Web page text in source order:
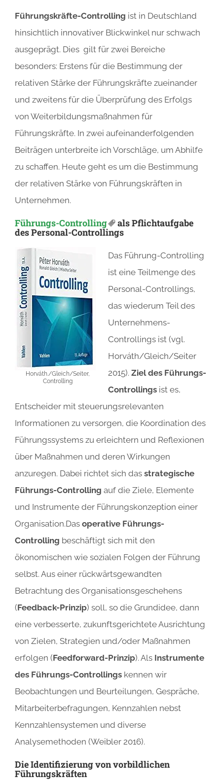
Führungskräfte-Controlling ist in Deutschland
hinsichtlich innovativer Blickwinkel nur schwach
ausgeprägt. Dies gilt für zwei Bereiche
besonders: Erstens für die Bestimmung der
relativen Stärke der Führungskräfte zueinander
und zweitens für die Überprüfung des Erfolgs
von Weiterbildungsmaßnahmen für
Führungskräfte. In zwei aufeinanderfolgenden
Beiträgen unterbreite ich Vorschläge, um Abhilfe
zu schaffen. Heute geht es um die Bestimmung
der relativen Stärke von Führungskräften in
Unternehmen.
Führungs-Controlling als Pflichtaufgabe
des Personal-Controllings
Horváth./Gleich/Seiter,
Controlling
Das Führung-Controlling
ist eine Teilmenge des
Personal-Controllings,
das wiederum Teil des
Unternehmens-
Controllings ist (vgl.
Horváth/Gleich/Seiter
2015). Ziel des Führungs-
Controllings ist es,
Entscheider mit steuerungsrelevanten
Informationen zu versorgen, die Koordination des
Führungssystems zu erleichtern und Reflexionen
über Maßnahmen und deren Wirkungen
anzuregen. Dabei richtet sich das strategische
Führungs-Controlling auf die Ziele, Elemente
und Instrumente der Führungskonzeption einer
Organisation.Das operative Führungs-
Controlling beschäftigt sich mit den
ökonomischen wie sozialen Folgen der Führung
selbst. Aus einer rückwärtsgewandten
Betrachtung des Organisationsgeschehens
(Feedback-Prinzip) soll, so die Grundidee, dann
eine verbesserte, zukunftsgerichtete Ausrichtung
von Zielen, Strategien und/oder Maßnahmen
erfolgen (Feedforward-Prinzip). Als Instrumente
des Führungs-Controllings kennen wir
Beobachtungen und Beurteilungen, Gespräche,
Mitarbeiterbefragungen, Kennzahlen nebst
Kennzahlensystemen und diverse
Analysemethoden (Weibler 2016).
Die Identifizierung von vorbildlichen
Führungskräften